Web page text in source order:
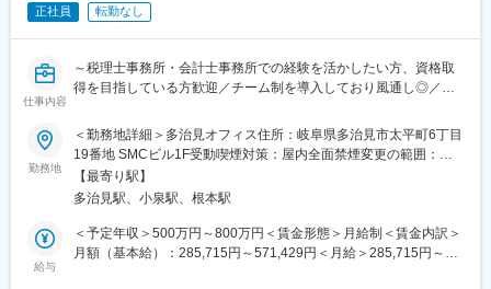
重視し、相談しやすく協力し合える職場環境です。
当社は2023年2月に設立された楽天グループ100％出資の新会社
で、事業運営に必要な企画、立ち上げ、コンサルティング、オペ
レーション管理、システム・インフラ整備までを一括して提供し
ています。
変更の範囲：会社の定める業務
・KPI管理・数値振り返り
■教育体制：
サービス知識・業務の流れなど基礎から学べ、楽天グループ共通
のeラーニングでビジネススキルの習得も可能。未経験でも安心し
てスタートできる環境です。
■このポジションの魅力：
◇未経験でも成長しやすいシンプルなオペレーション
料金体系が他キャリアよりシンプル覚えやすく、提案力を磨きや
正社員 転勤なし
仕事内容
～税理士事務所・会計士事務所での経験を活かしたい方、資格取
得を目指している方歓迎／チーム制を導入しており風通し◎／残
■職務概要：
税務スタッフとして顧客の成長を支えるポジションです！
■職務詳細：
・お客様からの税務相談の対応
・決算／税務申告等のサポート業務
勤務地
＜勤務地詳細＞多治見オフィス住所：岐阜県多治見市太平町6丁目
19番地 SMCビル1F受動喫煙対策：屋内全面禁煙変更の範囲：会
社の定める事業所
【最寄り駅】
多治見駅、小泉駅、根本駅
給与
＜予定年収＞500万円～800万円＜賃金形態＞月給制＜賃金内訳＞
月額（基本給）：285,715円～571,429円＜月給＞285,715円～